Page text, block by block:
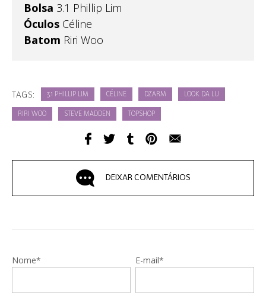
Bolsa 3.1 Phillip Lim
Óculos Céline
Batom Riri Woo
TAGS: 3.1 PHILLIP LIM CÉLINE DZARM LOOK DA LU
RIRI WOO STEVE MADDEN TOPSHOP
DEIXAR COMENTÁRIOS
Nome* E-mail*